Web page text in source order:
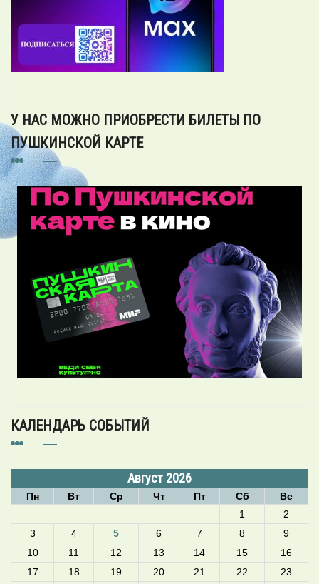
У НАС МОЖНО ПРИОБРЕСТИ БИЛЕТЫ ПО
ПУШКИНСКОЙ КАРТЕ
КАЛЕНДАРЬ СОБЫТИЙ
Август 2026
Пн Вт Ср Чт Пт Сб
Вс
1
2
3
4 5 6 7 8
9
10
11 12 13 14 15
16
17
18 19 20 21 22
23